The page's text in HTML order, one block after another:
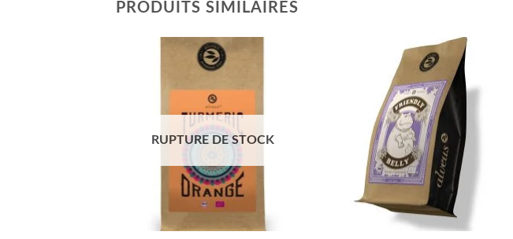
PRODUITS SIMILAIRES
RUPTURE DE STOCK